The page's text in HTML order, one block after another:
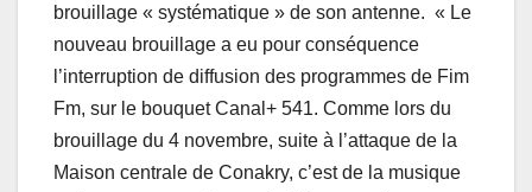
brouillage « systématique » de son antenne. « Le
nouveau brouillage a eu pour conséquence
l’interruption de diffusion des programmes de Fim
Fm, sur le bouquet Canal+ 541. Comme lors du
brouillage du 4 novembre, suite à l’attaque de la
Maison centrale de Conakry, c’est de la musique